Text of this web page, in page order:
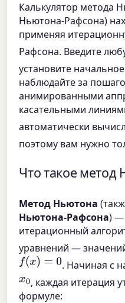
Калькулятор метода
Ньютона-Рафсона)
применяя
Рафсона. Введите
установите
наблюдайте за
анимированными
касательными
автоматически
поэтому вам нужно
Что такое метод
Метод Ньютона
Ньютона-Рафсона) —
итерационный
уравнений —
f(x)=0
. Начиная с
x0, каждая итерация
формуле: